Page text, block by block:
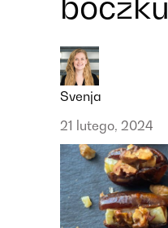
Svenja
21 lutego, 2024